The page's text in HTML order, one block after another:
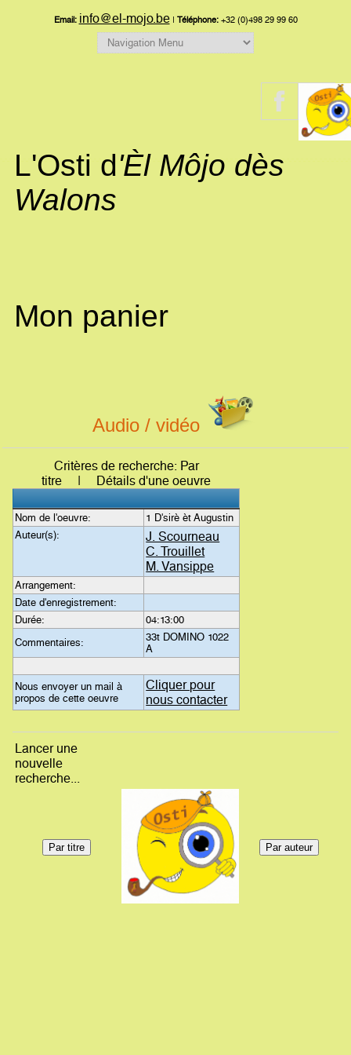
Email: info@el-mojo.be| Téléphone:+32 (0)498 29 99 60
L'Osti d'Èl Môjo dès
Walons
Mon panier
Audio / vidéo
Critères de recherche: Par
titre | Détails d'une oeuvre
Nom de l'oeuvre:
1 D'sirè èt Augustin
Auteur(s):
J. Scourneau
C. Trouillet
M. Vansippe
Arrangement:
Date d'enregistrement:
Durée:
04:13:00
Commentaires:
33t DOMINO 1022
A
Nous envoyer un mail à
propos de cette oeuvre
Cliquer pour
nous contacter
Lancer une
nouvelle
recherche...